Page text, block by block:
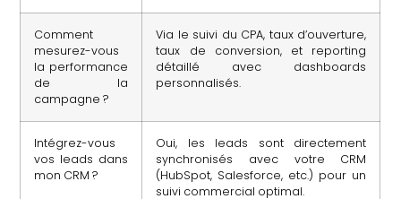
Comment
mesurez-vous
la performance
de la
campagne ?
Via le suivi du CPA, taux d’ouverture,
taux de conversion, et reporting
détaillé avec dashboards
personnalisés.
Intégrez-vous
vos leads dans
mon CRM ?
Oui, les leads sont directement
synchronisés avec votre CRM
(HubSpot, Salesforce, etc.) pour un
suivi commercial optimal.